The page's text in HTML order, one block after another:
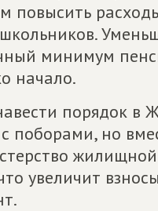
повысить
минимум
начало.
порядок в
поборами, но
увеличит